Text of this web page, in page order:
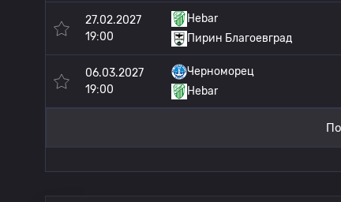
27.02.2027
19:00
Hebar
Пирин Благоевград
06.03.2027
19:00
Черноморец
Hebar